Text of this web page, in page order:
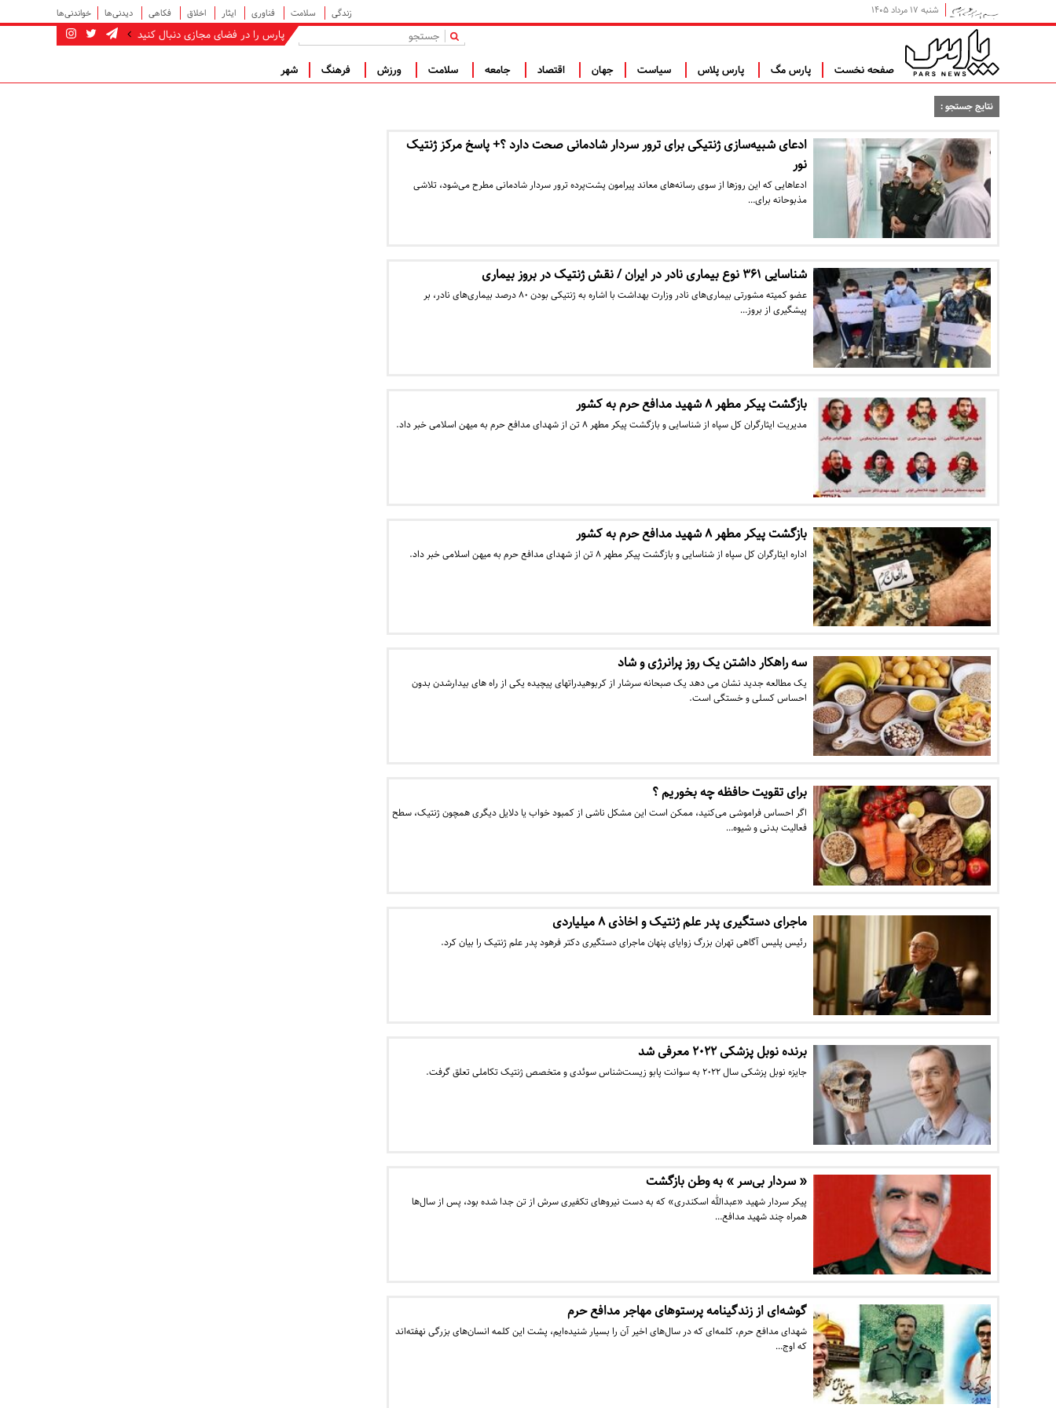
شنبه ۱۷ مرداد ۱۴۰۵ زندگی سلامت فناوری ایثار اخلاق فکاهی دیدنی‌ها خواندنی‌ها
پارس را در فضای مجازی دنبال کنید |
صفحه نخست پارس مگ پارس پلاس سیاست جهان اقتصاد جامعه سلامت ورزش فرهنگ شهر
نتایج جستجو :
ادعای شبیه‌سازی ژنتیکی برای ترور سردار شادمانی صحت دارد ؟+ پاسخ مرکز ژنتیک
نور
ادعاهایی که این روزها از سوی رسانه‌های معاند پیرامون پشت‌پرده ترور سردار شادمانی مطرح می‌شود، تلاشی
مذبوحانه برای…
شناسایی ۳۶۱ نوع بیماری نادر در ایران / نقش ژنتیک در بروز بیماری
عضو کمیته مشورتی بیماری‌های نادر وزارت بهداشت با اشاره به ژنتیکی بودن ۸۰ درصد بیماری‌های نادر، بر
پیشگیری از بروز…
بازگشت پیکر مطهر ۸ شهید مدافع حرم به کشور
مدیریت ایثارگران کل سپاه از شناسایی و بازگشت پیکر مطهر ۸ تن از شهدای مدافع حرم به میهن اسلامی خبر داد.
بازگشت پیکر مطهر ۸ شهید مدافع حرم به کشور
اداره ایثارگران کل سپاه از شناسایی و بازگشت پیکر مطهر ۸ تن از شهدای مدافع حرم به میهن اسلامی خبر داد.
سه راهکار داشتن یک روز پرانرژی و شاد
یک مطالعه جدید نشان می دهد یک صبحانه سرشار از کربوهیدراتهای پیچیده یکی از راه های بیدارشدن بدون
احساس کسلی و خستگی است.
برای تقویت حافظه چه بخوریم ؟
اگر احساس فراموشی می‌کنید، ممکن است این مشکل ناشی از کمبود خواب یا دلایل دیگری همچون ژنتیک، سطح
فعالیت بدنی و شیوه…
ماجرای دستگیری پدر علم ژنتیک و اخاذی ۸ میلیاردی
رئیس پلیس آگاهی تهران بزرگ زوایای پنهان ماجرای دستگیری دکتر فرهود پدر علم ژنتیک را بیان کرد.
برنده نوبل پزشکی ۲۰۲۲ معرفی شد
جایزه نوبل پزشکی سال ۲۰۲۲ به سوانت پابو زیست‌شناس سوئدی و متخصص ژنتیک تکاملی تعلق گرفت.
« سردار بی‌سر » به وطن بازگشت
پیکر سردار شهید «عبدالله اسکندری» که به دست نیروهای تکفیری سرش از تن جدا شده بود، پس از سال‌ها
همراه چند شهید مدافع…
گوشه‌ای از زندگینامه پرستوهای مهاجر مدافع حرم
شهدای مدافع حرم، کلمه‌ای که در سال‌های اخیر آن را بسیار شنیده‌ایم، پشت این کلمه انسان‌های بزرگی نهفته‌اند
که اوج…